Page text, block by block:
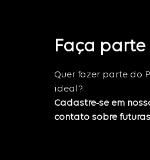
Faça
Quer fazer parte do
ideal?
Cadastre-se em
contato sobre